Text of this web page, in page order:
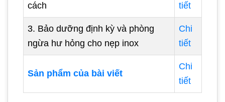
cách
tiết
3. Bảo dưỡng định kỳ và phòng
ngừa hư hỏng cho nẹp inox
Chi
tiết
Sản phẩm của bài viết
Chi
tiết